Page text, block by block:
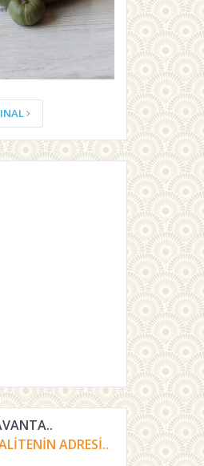
ADRESI..